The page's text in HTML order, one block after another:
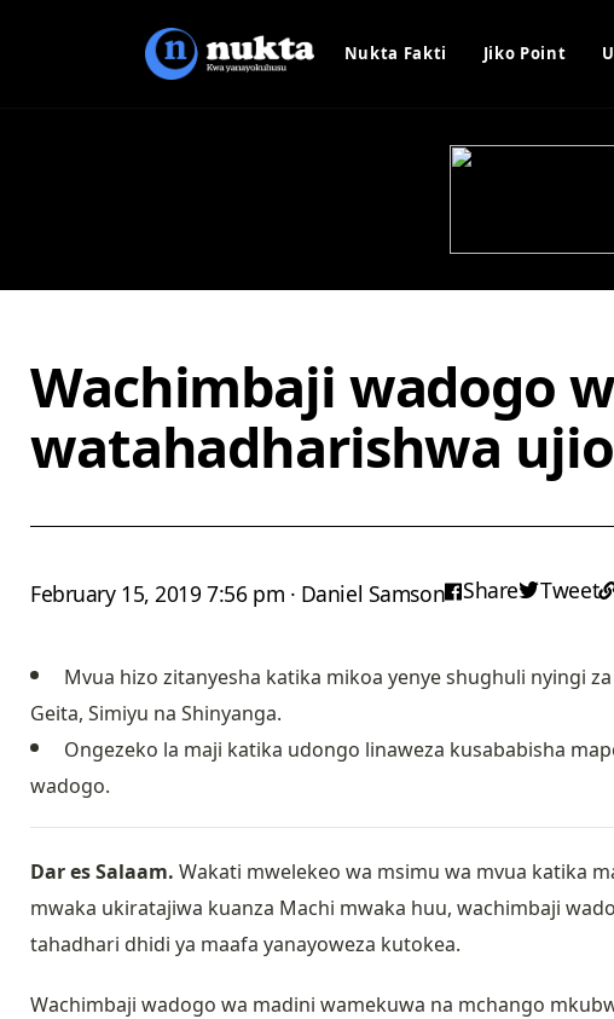
Nukta Fakti Jiko Point
Wachimbaji wadogo
watahadharishwa
February 15, 2019 7:56 pm · Daniel Samson Share Tweet
Mvua hizo zitanyesha katika mikoa yenye shughuli nyingi
Geita, Simiyu na Shinyanga.
Ongezeko la maji katika udongo linaweza kusababisha
wadogo.
Dar es Salaam. Wakati mwelekeo wa msimu wa mvua katika
mwaka ukiratajiwa kuanza Machi mwaka huu, wachimbaji
tahadhari dhidi ya maafa yanayoweza kutokea.
Wachimbaji wadogo wa madini wamekuwa na mchango